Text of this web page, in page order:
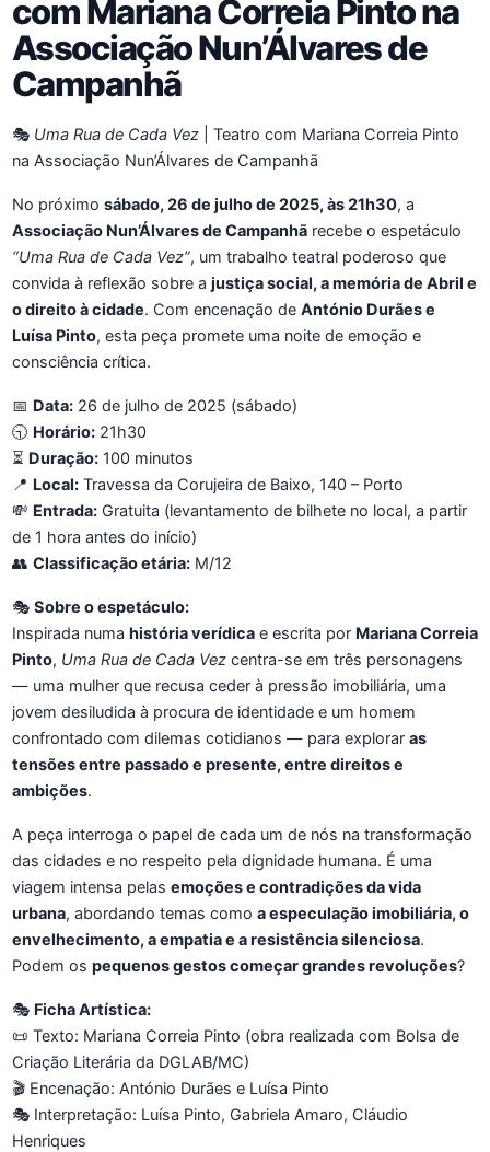
com Mariana Correia Pinto na
Associação Nun’Álvares de
Campanhã
🎭 Uma Rua de Cada Vez | Teatro com Mariana Correia Pinto
na Associação Nun’Álvares de Campanhã
No próximo sábado, 26 de julho de 2025, às 21h30, a
Associação Nun’Álvares de Campanhã recebe o espetáculo
“Uma Rua de Cada Vez”, um trabalho teatral poderoso que
convida à reflexão sobre a justiça social, a memória de Abril e
o direito à cidade. Com encenação de António Durães e
Luísa Pinto, esta peça promete uma noite de emoção e
consciência crítica.
📅 Data: 26 de julho de 2025 (sábado)
🕤 Horário: 21h30
⏳ Duração: 100 minutos
📍 Local: Travessa da Corujeira de Baixo, 140 – Porto
💸 Entrada: Gratuita (levantamento de bilhete no local, a partir
de 1 hora antes do início)
👥 Classificação etária: M/12
🎭 Sobre o espetáculo:
Inspirada numa história verídica e escrita por Mariana Correia
Pinto, Uma Rua de Cada Vez centra-se em três personagens
— uma mulher que recusa ceder à pressão imobiliária, uma
jovem desiludida à procura de identidade e um homem
confrontado com dilemas cotidianos — para explorar as
tensões entre passado e presente, entre direitos e
ambições.
A peça interroga o papel de cada um de nós na transformação
das cidades e no respeito pela dignidade humana. É uma
viagem intensa pelas emoções e contradições da vida
urbana, abordando temas como a especulação imobiliária, o
envelhecimento, a empatia e a resistência silenciosa.
Podem os pequenos gestos começar grandes revoluções?
🎭 Ficha Artística:
📜 Texto: Mariana Correia Pinto (obra realizada com Bolsa de
Criação Literária da DGLAB/MC)
🎬 Encenação: António Durães e Luísa Pinto
🎭 Interpretação: Luísa Pinto, Gabriela Amaro, Cláudio
Henriques